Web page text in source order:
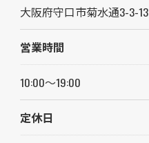
大阪府守口市菊水通3-3-13
営業時間
10:00～19:00
定休日